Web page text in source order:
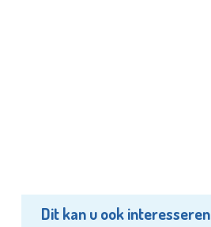
Dit kan u ook interesseren